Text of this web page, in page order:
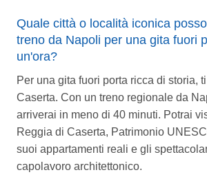
Quale città o località iconica
treno da Napoli per una gita fuori
un'ora?
Per una gita fuori porta ricca di storia,
Caserta. Con un treno regionale da
arriverai in meno di 40 minuti. Potrai
Reggia di Caserta, Patrimonio
suoi appartamenti reali e gli
capolavoro architettonico.